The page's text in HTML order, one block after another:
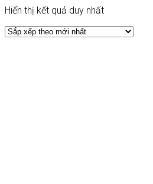
Hiển thị kết quả duy nhất